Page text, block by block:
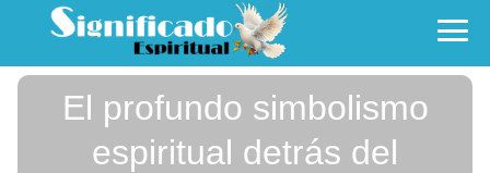
El profundo simbolismo
espiritual detrás del